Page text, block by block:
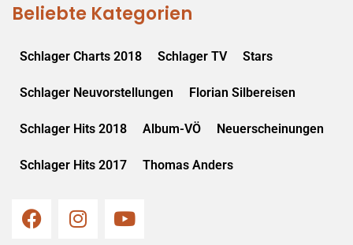
Beliebte Kategorien
Schlager Charts 2018 Schlager TV Stars
Schlager Neuvorstellungen Florian Silbereisen
Schlager Hits 2018 Album-VÖ Neuerscheinungen
Schlager Hits 2017 Thomas Anders